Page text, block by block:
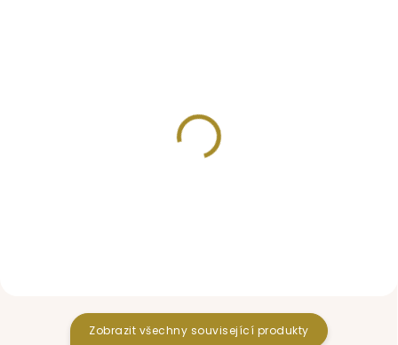
Zobrazit všechny související produkty